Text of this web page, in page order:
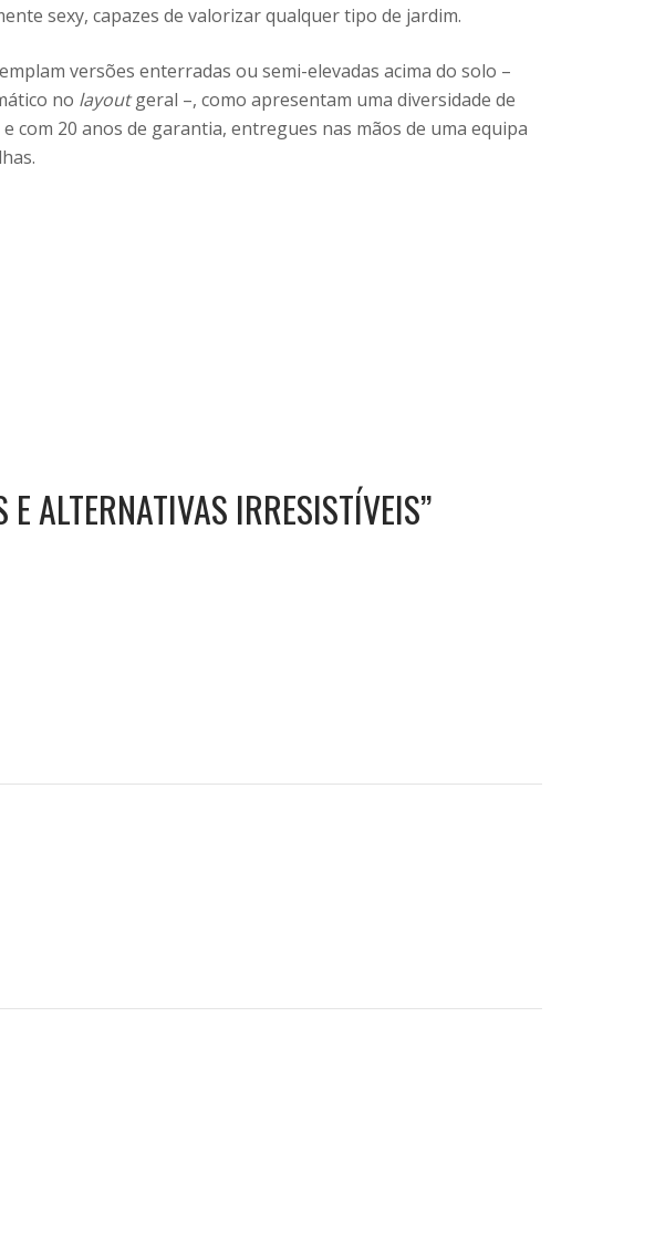
sexy, capazes de valorizar qualquer tipo de jardim.
versões enterradas ou semi-elevadas acima do solo –
no layoutgeral –, como apresentam uma diversidade de
com 20 anos de garantia, entregues nas mãos de uma equipa
ALTERNATIVAS IRRESISTÍVEIS”